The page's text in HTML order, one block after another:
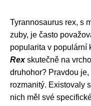
Tyrannosaurus rex, s
zuby, je často
popularita v populární
Rexskutečně na
druhohor? Pravdou
rozmanitý. Existovaly
nich měl své